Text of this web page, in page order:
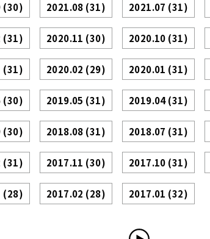
(30) 2021.08 (31) 2021.07 (31)
(31) 2020.11 (30) 2020.10 (31)
(31) 2020.02 (29) 2020.01 (31)
(30) 2019.05 (31) 2019.04(31)
(30) 2018.08 (31) 2018.07 (31)
(31) 2017.11 (30) 2017.10 (31)
(28) 2017.02 (28) 2017.01 (32)